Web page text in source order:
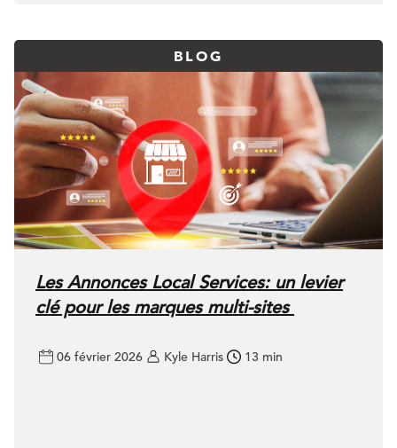
BLOG
Les Annonces Local Services: un levier
clé pour les marques multi-sites
06 février 2026 Kyle Harris 13 min